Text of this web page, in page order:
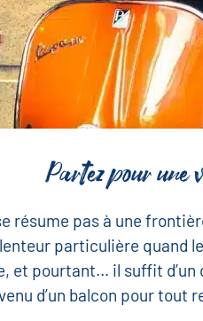
Partez pour
résume pas à une
particulière quand
et pourtant… il suffit d’un
d’un balcon pour tout